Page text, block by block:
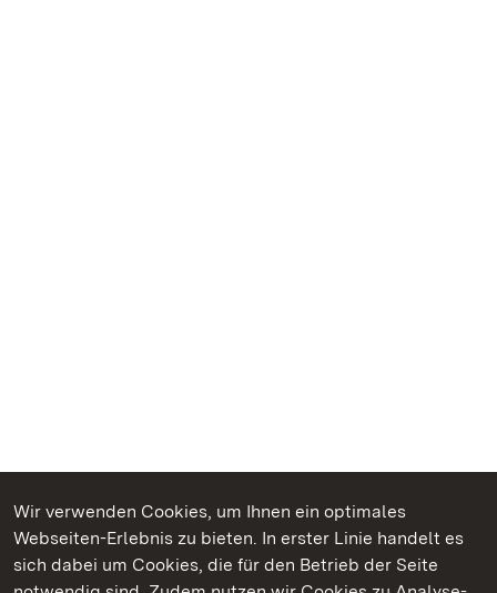
Wir verwenden Cookies, um Ihnen ein optimales
Webseiten-Erlebnis zu bieten. In erster Linie handelt es
sich dabei um Cookies, die für den Betrieb der Seite
Kommen. Staunen. Genießen.